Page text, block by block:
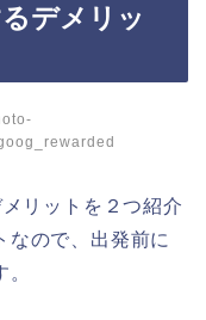
デメリッ
リットを２つ紹介
なので、出発前に